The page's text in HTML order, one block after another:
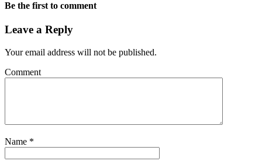
Be the first to comment
Leave a Reply
Your email address will not be published.
Comment
Name *